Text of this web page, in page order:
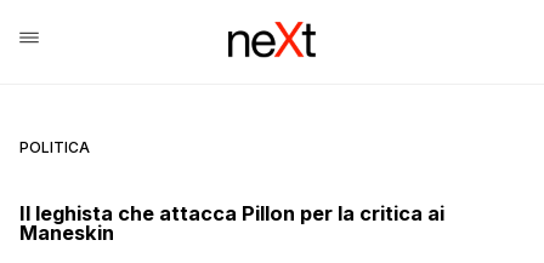
POLITICA
Il leghista che attacca Pillon per la critica ai
Maneskin